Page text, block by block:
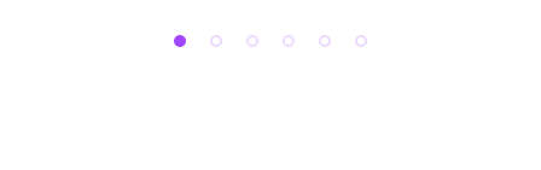
sans savoir ce que tu
sommet du G7, plusieurs